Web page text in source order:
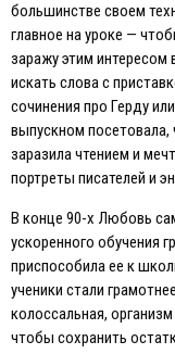
большинстве своем
главное на уроке —
заражу этим интересом
искать слова с
сочинения про Герду
выпускном посетовала,
заразила чтением и
портреты писателей и
В конце 90-х Любовь
ускоренного обучения
приспособила ее к
ученики стали
колоссальная,
чтобы сохранить